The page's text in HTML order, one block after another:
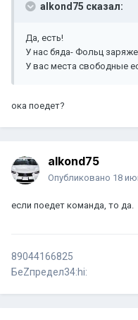
alkond75 сказал:
Да, есть!
У нас бяда- Фольц
У вас места свободные
ока поедет?
alkond75
Опубликовано 18
если поедет команда, то да.
89044166825
БеZпредел34:hi: